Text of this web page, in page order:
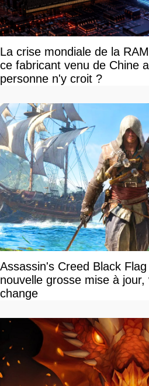
La crise mondiale de la
ce fabricant venu de Chine
personne n'y croit ?
Assassin's Creed Black
nouvelle grosse mise à
change